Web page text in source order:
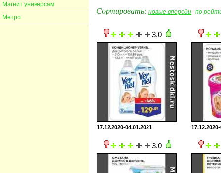
Магнит универсам
Метро
Сортировать: новые впереди по
3.0
17.12.2020-04.01.2021
3.0